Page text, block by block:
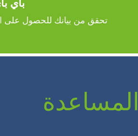
باي
تحقق من بيانك للحصول على